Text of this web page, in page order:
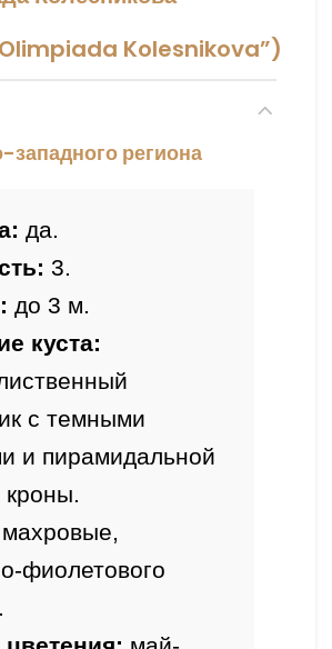
Kolesnikova”)
западного региона
да.
3.
до 3 м.
куста:
с темными
и пирамидальной
махровые,
фиолетового